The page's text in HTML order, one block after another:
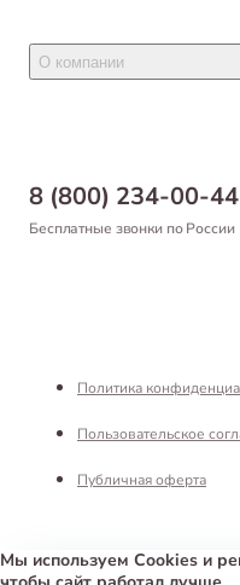
8 (800) 234-00-44
Бесплатные звонки по России
Товары для птиц
Новости
Самовывоз
Оформление заказа
О компании
Благотворительный
Реквизиты
Политика
Пользовательское
Публичная оферта
Мы используем Cookies и